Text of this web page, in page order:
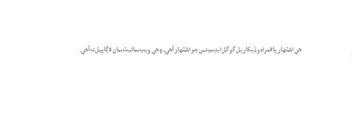
هي اشتهار پاڻمرادو ڏيکاريل گوگل ايڊسينس جو اشتهار آهي، ۽ هي ويب سائيٽ سان لاڳاپيل نه آهي.